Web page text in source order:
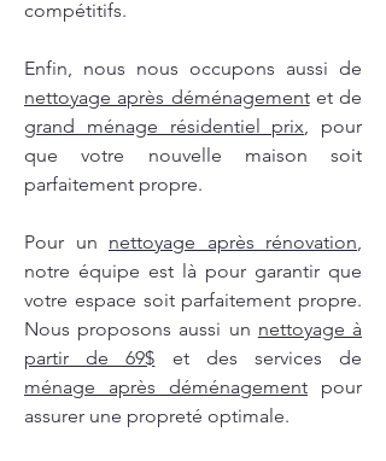
compétitifs.
Enfin, nous nous occupons aussi de
nettoyage après déménagementet de
grand ménage résidentiel prix, pour
que votre nouvelle maison soit
parfaitement propre.
Pour un nettoyage après rénovation,
notre équipe est là pour garantir que
votre espace soit parfaitement propre.
Nous proposons aussi un nettoyage à
partir de 69$ et des services de
ménage après déménagement pour
assurer une propreté optimale.